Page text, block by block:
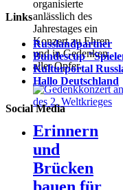
organisierte
anlässlich des
Jahrestages ein
Konzert zu Ehren
und in Gedenken
aller Opfer.
Erinnern
und
Brücken
Links
Russlandpartner
Bundescup
Kulturportal
Hallo Deutschland
Social Media